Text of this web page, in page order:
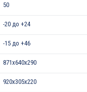
50
-20 до +24
-15 до +46
871x640x290
920x305x220